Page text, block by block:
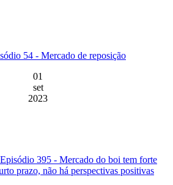
54 - Mercado de reposição
01
set
2023
395 - Mercado do boi tem forte
prazo, não há perspectivas positivas